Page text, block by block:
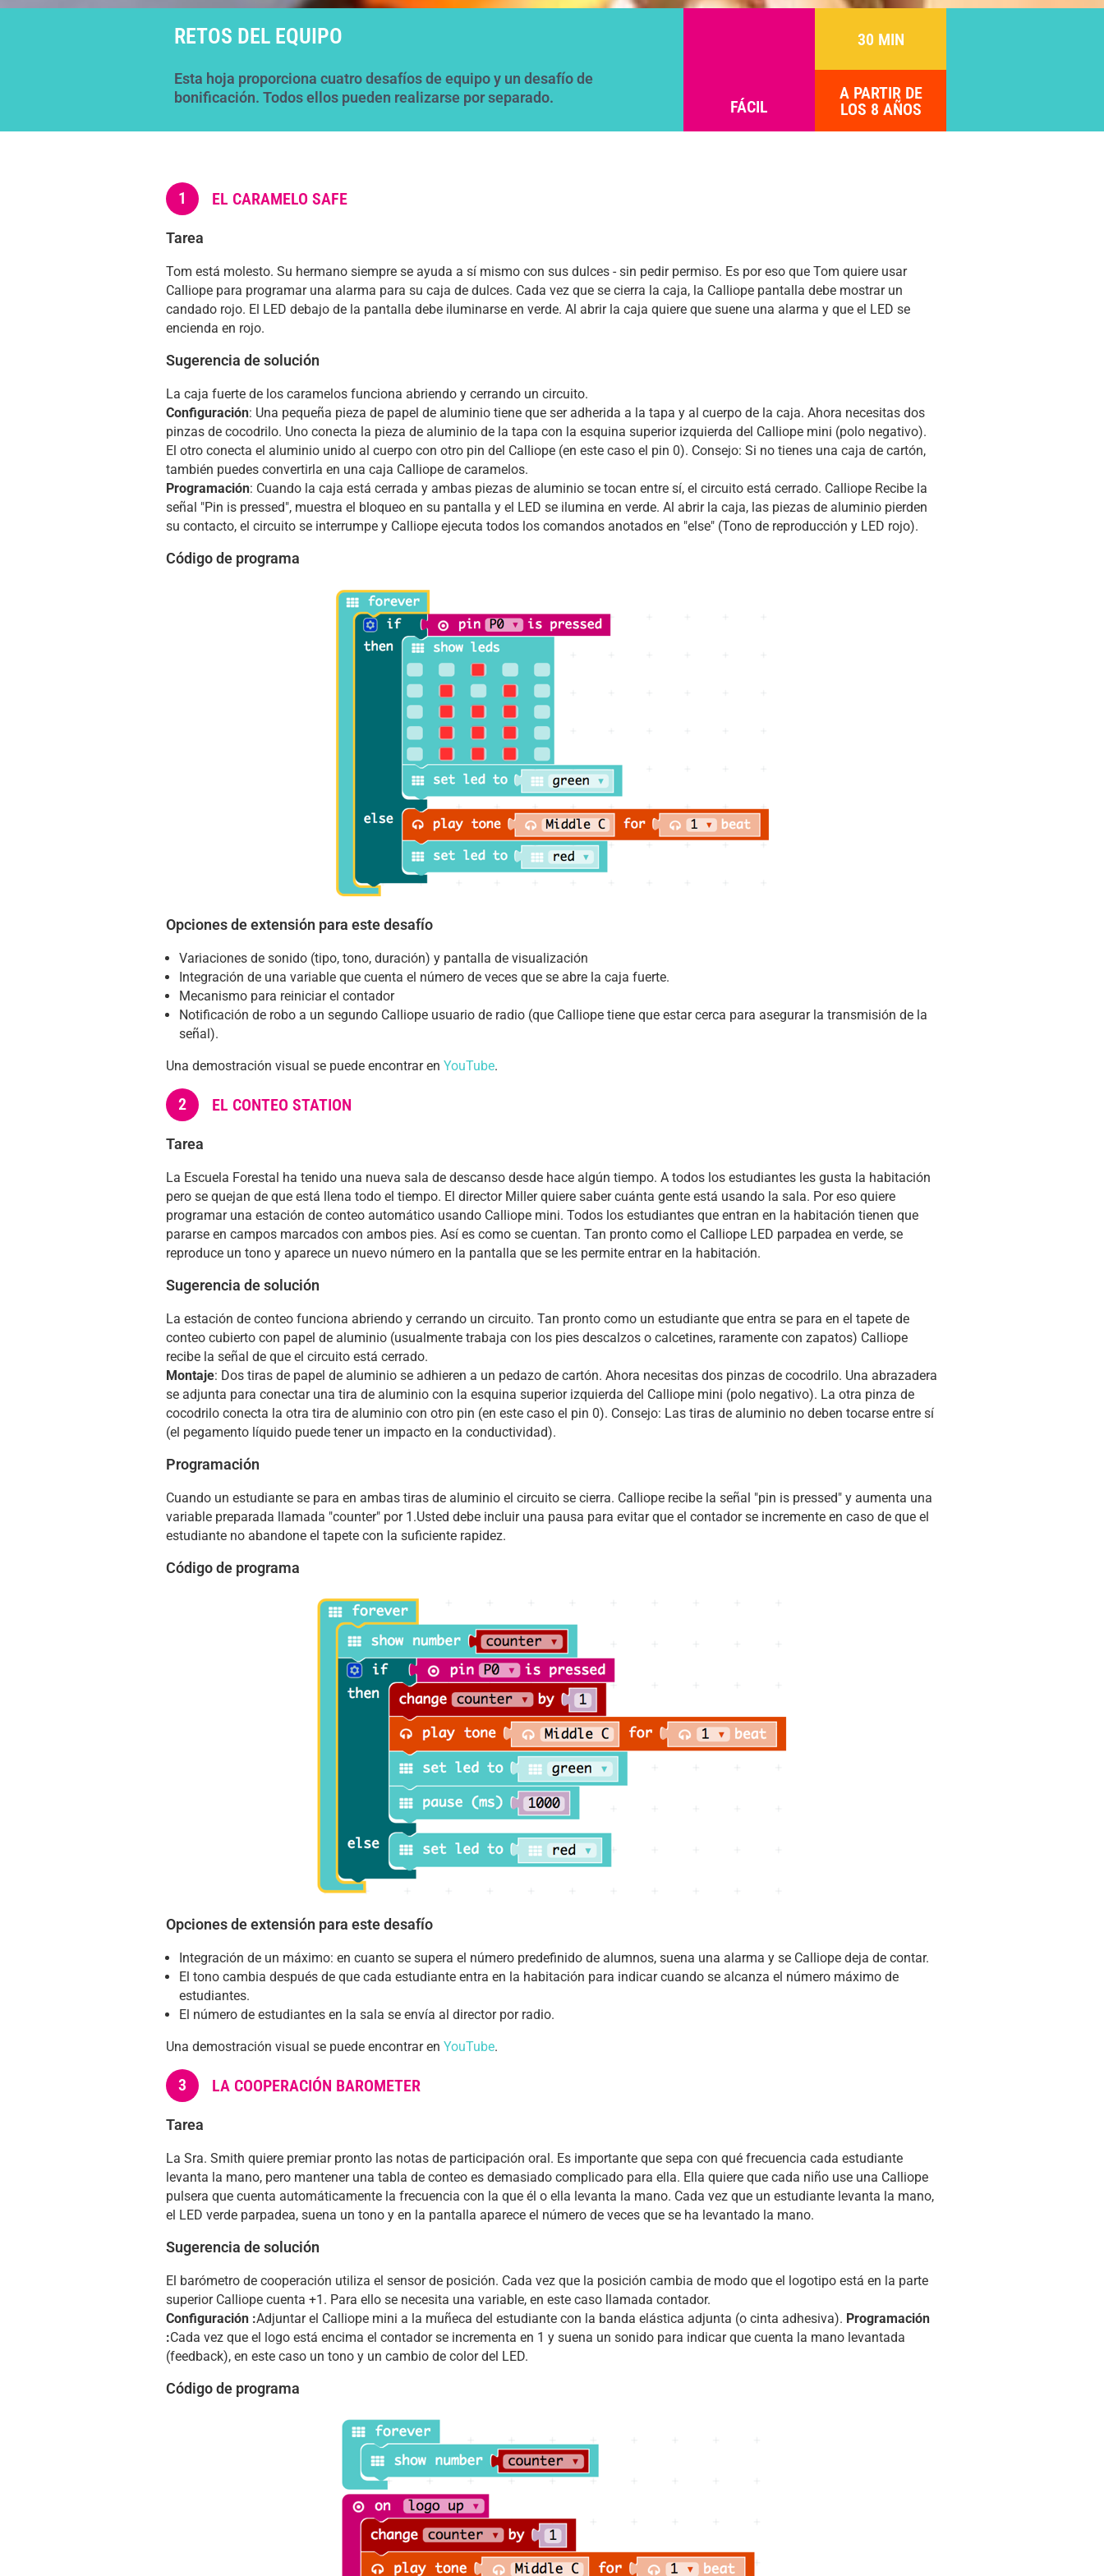
RETOS DEL EQUIPO
Esta hoja proporciona cuatro desafíos de equipo y un desafío de
bonificación. Todos ellos pueden realizarse por separado.
FÁCIL
30 MIN
A PARTIR DE
LOS 8 AÑOS
1 EL CARAMELO SAFE
Tarea
Tom está molesto. Su hermano siempre se ayuda a sí mismo con sus dulces - sin pedir permiso. Es por eso que Tom quiere usar
Calliope para programar una alarma para su caja de dulces. Cada vez que se cierra la caja, la Calliope pantalla debe mostrar un
candado rojo. El LED debajo de la pantalla debe iluminarse en verde. Al abrir la caja quiere que suene una alarma y que el LED se
encienda en rojo.
Sugerencia de solución
La caja fuerte de los caramelos funciona abriendo y cerrando un circuito.
Configuración: Una pequeña pieza de papel de aluminio tiene que ser adherida a la tapa y al cuerpo de la caja. Ahora necesitas dos
pinzas de cocodrilo. Uno conecta la pieza de aluminio de la tapa con la esquina superior izquierda del Calliope mini (polo negativo).
El otro conecta el aluminio unido al cuerpo con otro pin del Calliope (en este caso el pin 0). Consejo: Si no tienes una caja de cartón,
también puedes convertirla en una caja Calliope de caramelos.
Programación: Cuando la caja está cerrada y ambas piezas de aluminio se tocan entre sí, el circuito está cerrado. Calliope Recibe la
señal "Pin is pressed", muestra el bloqueo en su pantalla y el LED se ilumina en verde. Al abrir la caja, las piezas de aluminio pierden
su contacto, el circuito se interrumpe y Calliope ejecuta todos los comandos anotados en "else" (Tono de reproducción y LED rojo).
Código de programa
Opciones de extensión para este desafío
Variaciones de sonido (tipo, tono, duración) y pantalla de visualización
Integración de una variable que cuenta el número de veces que se abre la caja fuerte.
Mecanismo para reiniciar el contador
Notificación de robo a un segundo Calliope usuario de radio (que Calliope tiene que estar cerca para asegurar la transmisión de la
señal).
Una demostración visual se puede encontrar en YouTube.
2 EL CONTEO STATION
Tarea
La Escuela Forestal ha tenido una nueva sala de descanso desde hace algún tiempo. A todos los estudiantes les gusta la habitación
pero se quejan de que está llena todo el tiempo. El director Miller quiere saber cuánta gente está usando la sala. Por eso quiere
programar una estación de conteo automático usando Calliope mini. Todos los estudiantes que entran en la habitación tienen que
pararse en campos marcados con ambos pies. Así es como se cuentan. Tan pronto como el Calliope LED parpadea en verde, se
reproduce un tono y aparece un nuevo número en la pantalla que se les permite entrar en la habitación.
Sugerencia de solución
La estación de conteo funciona abriendo y cerrando un circuito. Tan pronto como un estudiante que entra se para en el tapete de
conteo cubierto con papel de aluminio (usualmente trabaja con los pies descalzos o calcetines, raramente con zapatos) Calliope
recibe la señal de que el circuito está cerrado.
Montaje: Dos tiras de papel de aluminio se adhieren a un pedazo de cartón. Ahora necesitas dos pinzas de cocodrilo. Una abrazadera
se adjunta para conectar una tira de aluminio con la esquina superior izquierda del Calliope mini (polo negativo). La otra pinza de
cocodrilo conecta la otra tira de aluminio con otro pin (en este caso el pin 0). Consejo: Las tiras de aluminio no deben tocarse entre sí
(el pegamento líquido puede tener un impacto en la conductividad).
Programación
Cuando un estudiante se para en ambas tiras de aluminio el circuito se cierra. Calliope recibe la señal "pin is pressed" y aumenta una
variable preparada llamada "counter" por 1.Usted debe incluir una pausa para evitar que el contador se incremente en caso de que el
estudiante no abandone el tapete con la suficiente rapidez.
Código de programa
Opciones de extensión para este desafío
Integración de un máximo: en cuanto se supera el número predefinido de alumnos, suena una alarma y se Calliope deja de contar.
El tono cambia después de que cada estudiante entra en la habitación para indicar cuando se alcanza el número máximo de
estudiantes.
El número de estudiantes en la sala se envía al director por radio.
Una demostración visual se puede encontrar en YouTube.
3 LA COOPERACIÓN BAROMETER
Tarea
La Sra. Smith quiere premiar pronto las notas de participación oral. Es importante que sepa con qué frecuencia cada estudiante
levanta la mano, pero mantener una tabla de conteo es demasiado complicado para ella. Ella quiere que cada niño use una Calliope
pulsera que cuenta automáticamente la frecuencia con la que él o ella levanta la mano. Cada vez que un estudiante levanta la mano,
el LED verde parpadea, suena un tono y en la pantalla aparece el número de veces que se ha levantado la mano.
Sugerencia de solución
El barómetro de cooperación utiliza el sensor de posición. Cada vez que la posición cambia de modo que el logotipo está en la parte
superior Calliope cuenta +1. Para ello se necesita una variable, en este caso llamada contador.
Configuración :Adjuntar el Calliope mini a la muñeca del estudiante con la banda elástica adjunta (o cinta adhesiva). Programación
:Cada vez que el logo está encima el contador se incrementa en 1 y suena un sonido para indicar que cuenta la mano levantada
(feedback), en este caso un tono y un cambio de color del LED.
Código de programa